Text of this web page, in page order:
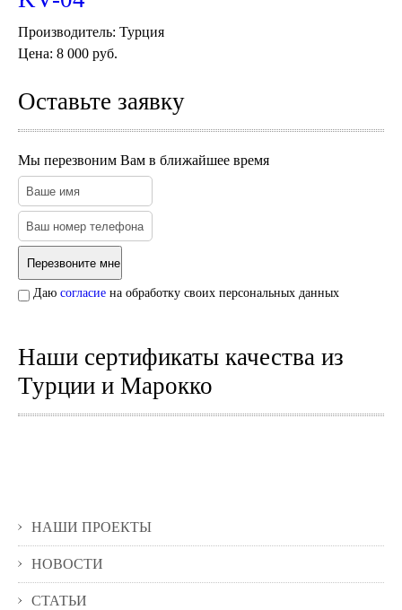
Тарелки и блюда
Пледы и покрывала
Подушки
Сундуки
Шкатулки
Хлопковые
Шерстяные
Тажины
Чайники и кофейники
Наборы чайные и кофейные
Подносы
Сахарницы, конфетницы,
фруктовницы
Пиалы, чаши, салатники
Производитель: Турция
Цена: 8 000 руб.
Оставьте заявку
Мы перезвоним Вам в ближайшее время
Даю согласие на обработку своих персональных данных
Наши сертификаты качества из
Турции и Марокко
НАШИ ПРОЕКТЫ
НОВОСТИ
СТАТЬИ